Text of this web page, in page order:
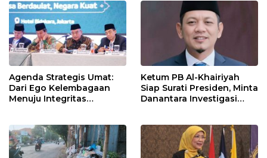
Indramayu melalui Aksi
Nyata dan Inovasi
Program Lingkungan
Berkelanjutan
Agenda Strategis Umat:
Dari Ego Kelembagaan
Menuju Integritas
Ketum PB Al-Khairiyah
Siap Surati Presiden, Minta
Danantara Investigasi